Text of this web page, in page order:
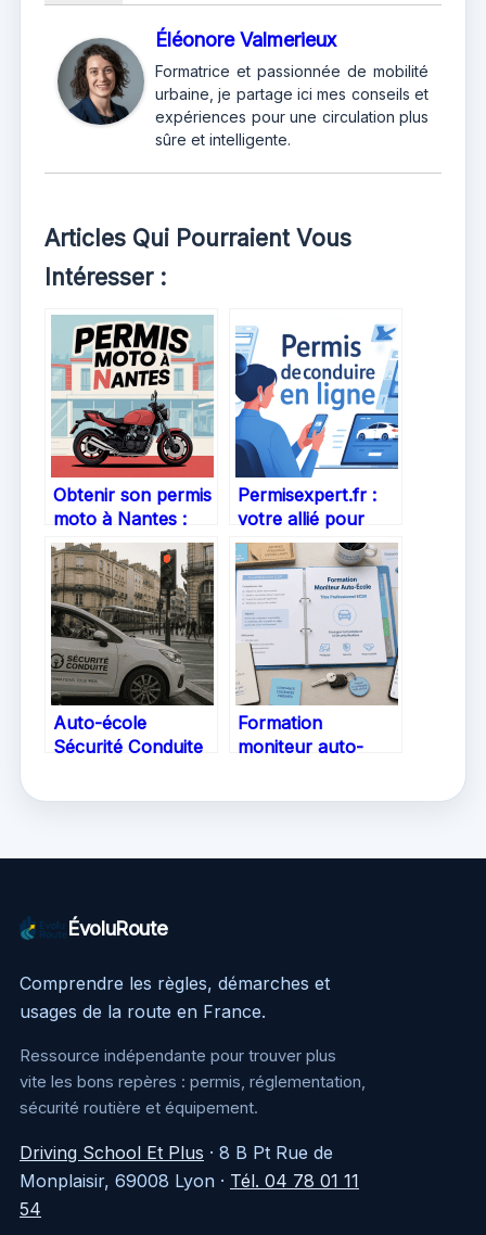
Éléonore Valmerieux
Formatrice et passionnée de mobilité
urbaine, je partage ici mes conseils et
expériences pour une circulation plus
sûre et intelligente.
Articles Qui Pourraient Vous
Intéresser :
Obtenir son permis
moto à Nantes :
guide complet pour
réussir
Permisexpert.fr :
votre allié pour
réussir le code et le
permis de conduire
en ligne
Auto-école
Sécurité Conduite
Formation
moniteur auto-
ÉvoluRoute
Comprendre les règles, démarches et
usages de la route en France.
Ressource indépendante pour trouver plus
vite les bons repères : permis, réglementation,
sécurité routière et équipement.
Driving School Et Plus · 8 B Pt Rue de
Monplaisir, 69008 Lyon · Tél. 04 78 01 11
54